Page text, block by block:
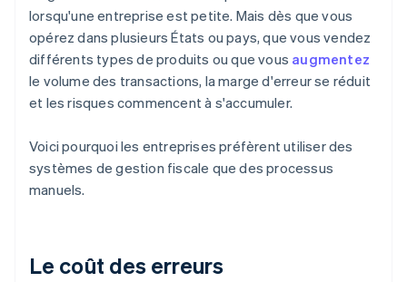
lorsqu'une entreprise est petite. Mais dès que vous
opérez dans plusieurs États ou pays, que vous vendez
différents types de produits ou que vous augmentez
le volume des transactions, la marge d'erreur se réduit
et les risques commencent à s'accumuler.
Voici pourquoi les entreprises préfèrent utiliser des
systèmes de gestion fiscale que des processus
manuels.
Le coût des erreurs